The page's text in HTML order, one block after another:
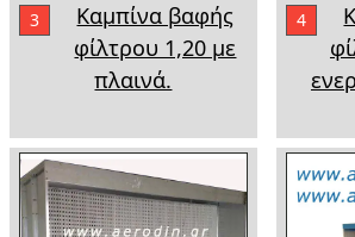
3
Καμπίνα βαφής
φίλτρου 1,20 με
πλαινά.
4